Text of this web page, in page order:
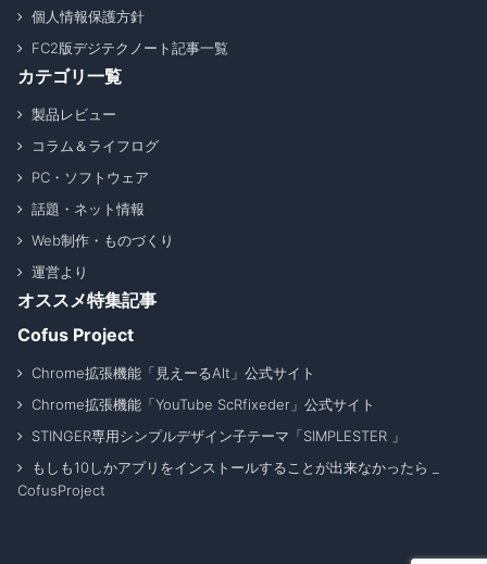
個人情報保護方針
FC2版デジテクノート記事一覧
カテゴリ一覧
製品レビュー
コラム＆ライフログ
PC・ソフトウェア
話題・ネット情報
Web制作・ものづくり
運営より
オススメ特集記事
Cofus Project
Chrome拡張機能「見えーるAlt」公式サイト
Chrome拡張機能「YouTube ScRfixeder」公式サイト
STINGER専用シンプルデザイン子テーマ「SIMPLESTER 」
もしも10しかアプリをインストールすることが出来なかったら _
CofusProject